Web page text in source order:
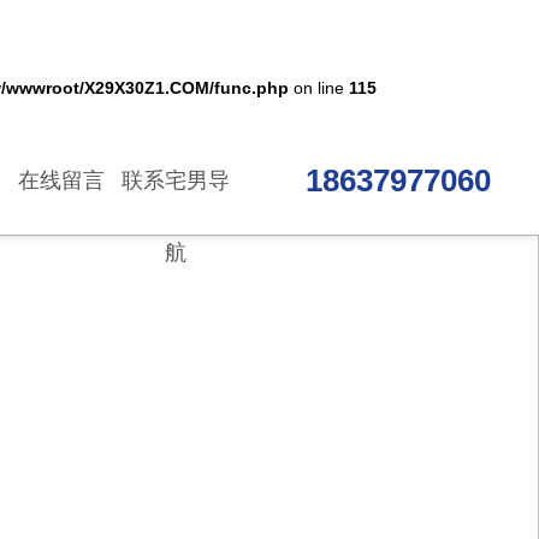
wwwroot/X29X30Z1.COM/func.php on line 115
在线留言 联系宅男导
航
18637977060